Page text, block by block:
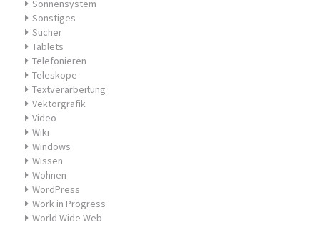
Sonnensystem
Sonstiges
Sucher
Tablets
Telefonieren
Teleskope
Textverarbeitung
Vektorgrafik
Video
Wiki
Windows
Wissen
Wohnen
WordPress
Work in Progress
World Wide Web